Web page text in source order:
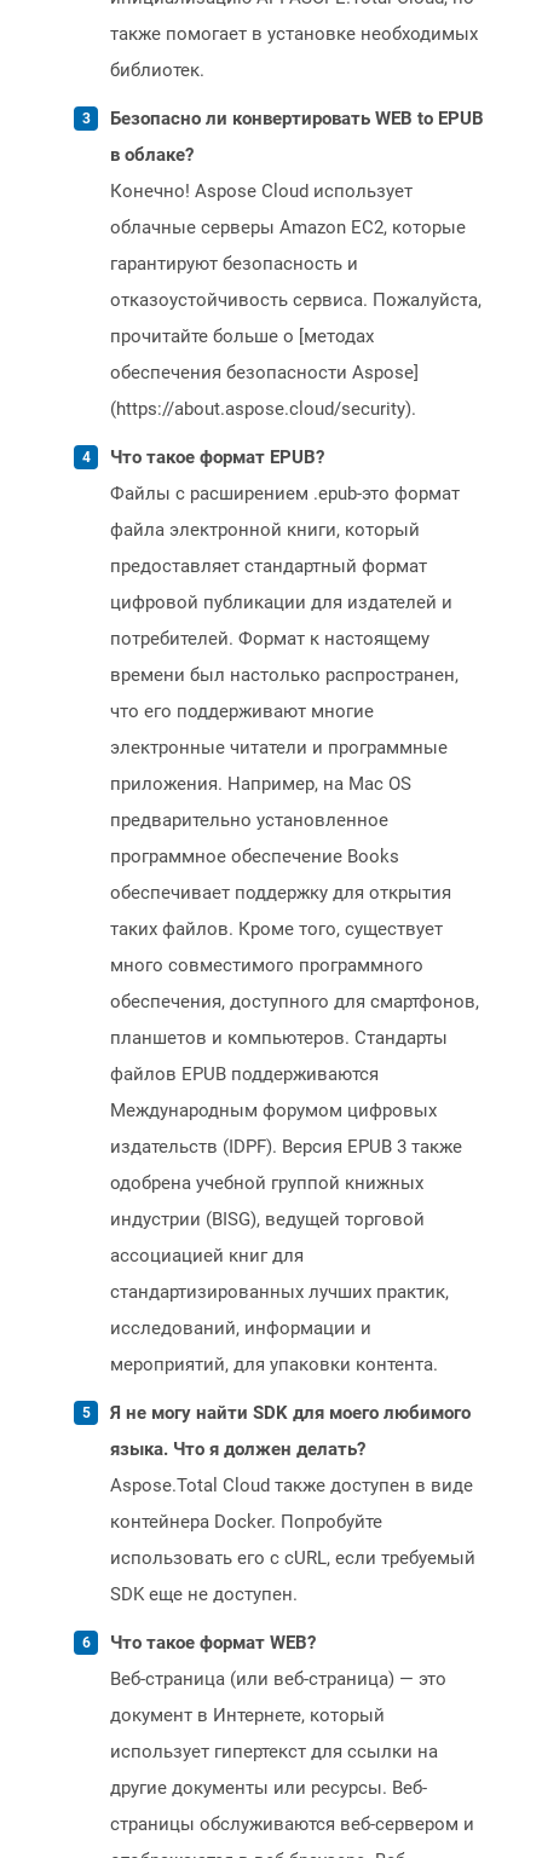
также помогает в установке необходимых
библиотек.
Безопасно ли конвертировать WEB to EPUB
в облаке?
Конечно! Aspose Cloud использует
облачные серверы Amazon EC2, которые
гарантируют безопасность и
отказоустойчивость сервиса. Пожалуйста,
прочитайте больше о [методах
обеспечения безопасности Aspose]
(https://about.aspose.cloud/security).
Что такое формат EPUB?
Файлы с расширением .epub-это формат
файла электронной книги, который
предоставляет стандартный формат
цифровой публикации для издателей и
потребителей. Формат к настоящему
времени был настолько распространен,
что его поддерживают многие
электронные читатели и программные
приложения. Например, на Mac OS
предварительно установленное
программное обеспечение Books
обеспечивает поддержку для открытия
таких файлов. Кроме того, существует
много совместимого программного
обеспечения, доступного для смартфонов,
планшетов и компьютеров. Стандарты
файлов EPUB поддерживаются
Международным форумом цифровых
издательств (IDPF). Версия EPUB 3 также
одобрена учебной группой книжных
индустрии (BISG), ведущей торговой
ассоциацией книг для
стандартизированных лучших практик,
исследований, информации и
мероприятий, для упаковки контента.
Я не могу найти SDK для моего любимого
языка. Что я должен делать?
Aspose.Total Cloud также доступен в виде
контейнера Docker. Попробуйте
использовать его с cURL, если требуемый
SDK еще не доступен.
Что такое формат WEB?
Веб-страница (или веб-страница) — это
документ в Интернете, который
использует гипертекст для ссылки на
другие документы или ресурсы. Веб-
страницы обслуживаются веб-сервером и